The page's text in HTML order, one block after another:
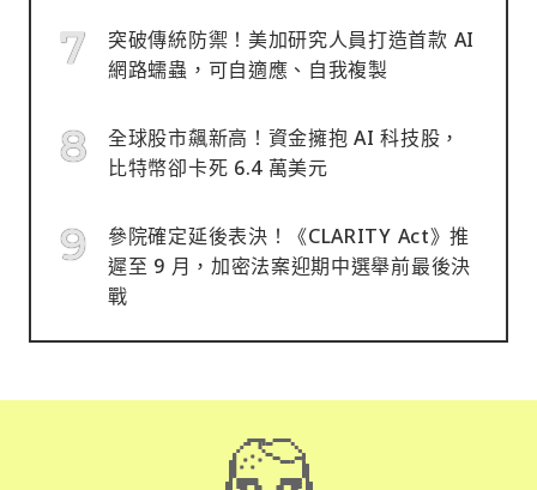
突破傳統防禦！美加研究人員打造首款 AI
網路蠕蟲，可自適應、自我複製
全球股市飆新高！資金擁抱 AI 科技股，
比特幣卻卡死 6.4 萬美元
參院確定延後表決！《CLARITY Act》推
遲至 9 月，加密法案迎期中選舉前最後決
戰